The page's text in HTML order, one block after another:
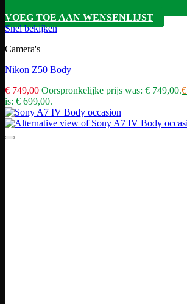
VOEG TOE AAN WENSENLIJST
Snel bekijken
Camera's
Nikon Z50 Body
€749,00 Oorspronkelijke prijs was: € 749,00.€
is: € 699,00.